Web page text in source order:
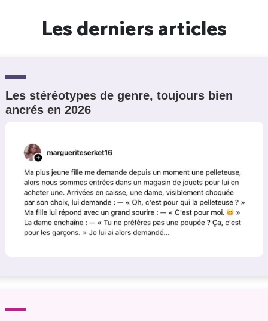
Les derniers articles
Les stéréotypes de genre, toujours bien
ancrés en 2026
Un Thread